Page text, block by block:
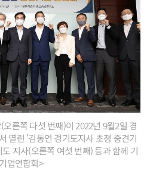
른쪽 다섯 번째)이 2022년 9월2일 경
열린 '김동연 경기도지사 초청 중견기
지사(오른쪽 여섯 번째) 등과 함께 기
업연합회>